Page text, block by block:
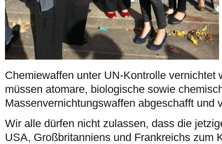
Chemiewaffen unter UN-Kontrolle vernichtet
müssen atomare, biologische sowie
Massenvernichtungswaffen abgeschafft und
Wir alle dürfen nicht zulassen, dass die
USA, Großbritanniens und Frankreichs zum